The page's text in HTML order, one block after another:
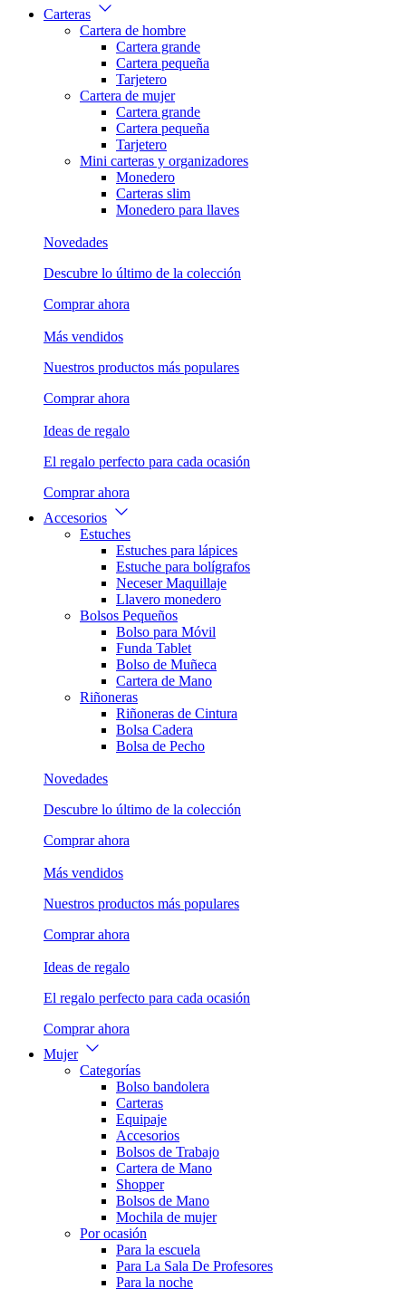
Carteras
Cartera de hombre
Cartera grande
Cartera pequeña
Tarjetero
Cartera de mujer
Cartera grande
Cartera pequeña
Tarjetero
Mini carteras y organizadores
Monedero
Carteras slim
Monedero para llaves
Novedades
Descubre lo último de la colección
Comprar ahora
Más vendidos
Nuestros productos más populares
Comprar ahora
Ideas de regalo
El regalo perfecto para cada ocasión
Comprar ahora
Accesorios
Estuches
Estuches para lápices
Estuche para bolígrafos
Neceser Maquillaje
Llavero monedero
Bolsos Pequeños
Bolso para Móvil
Funda Tablet
Bolso de Muñeca
Cartera de Mano
Riñoneras
Riñoneras de Cintura
Bolsa Cadera
Bolsa de Pecho
Novedades
Descubre lo último de la colección
Comprar ahora
Más vendidos
Nuestros productos más populares
Comprar ahora
Ideas de regalo
El regalo perfecto para cada ocasión
Comprar ahora
Mujer
Categorías
Bolso bandolera
Carteras
Equipaje
Accesorios
Bolsos de Trabajo
Cartera de Mano
Shopper
Bolsos de Mano
Mochila de mujer
Por ocasión
Para la escuela
Para La Sala De Profesores
Para la noche